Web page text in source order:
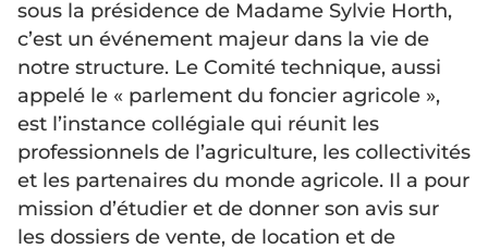
sous la présidence de Madame Sylvie Horth,
c’est un événement majeur dans la vie de
notre structure. Le Comité technique, aussi
appelé le « parlement du foncier agricole »,
est l’instance collégiale qui réunit les
professionnels de l’agriculture, les collectivités
et les partenaires du monde agricole. Il a pour
mission d’étudier et de donner son avis sur
les dossiers de vente, de location et de